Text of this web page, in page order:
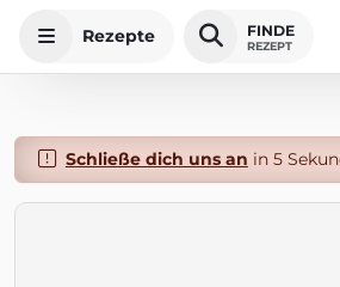
Rezepte FINDE
REZEPT
Schließe dich uns an in 5